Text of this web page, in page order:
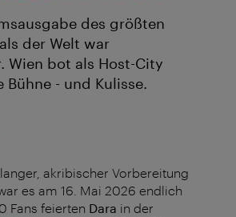
des größten
der Welt war
Wien bot als Host-City
Bühne - und Kulisse.
akribischer Vorbereitung
es am 16. Mai 2026 endlich
Fans feierten Dara in der